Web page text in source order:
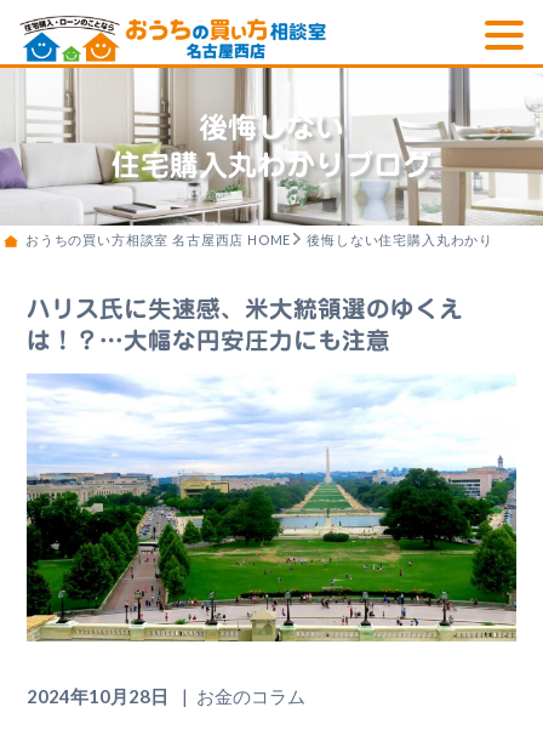
後悔しない
住宅購入丸わかりブログ
おうちの買い方相談室 名古屋西店 HOME 後悔しない住宅購入丸わかりブログ
ハリス氏に失速感、米大統領選のゆくえ
は！？…大幅な円安圧力にも注意
2024年10月28日 お金のコラム